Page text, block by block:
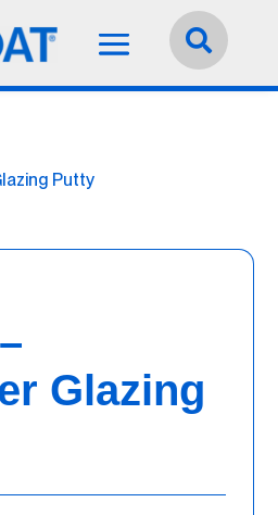
Español


Glazing